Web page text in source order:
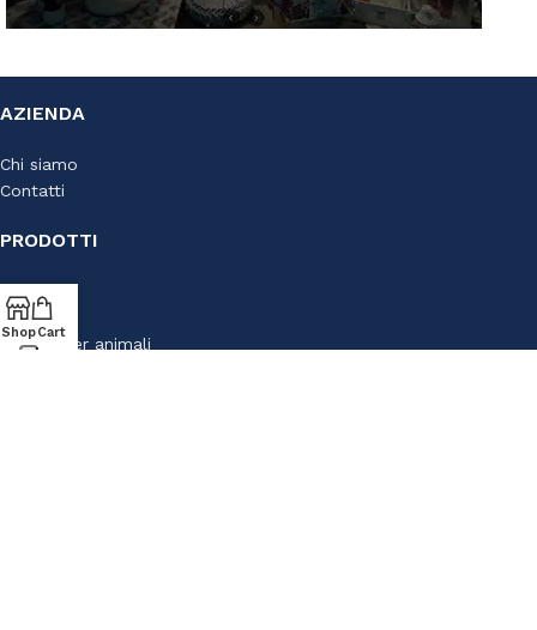
Via S. Francesco D'Assisi, 10
Lun-Sab: 09.00-19.30
AZIENDA
Chi siamo
Contatti
PRODOTTI
Cartoleria
Articoli per animali
ShopCart